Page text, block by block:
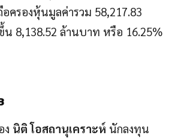
อครองหุ้นมูลค่ารวม 58,217.83
8,138.52 ล้านบาท หรือ 16.25%
ง นิติ โอสถานุเคราะห์ นักลงทุน